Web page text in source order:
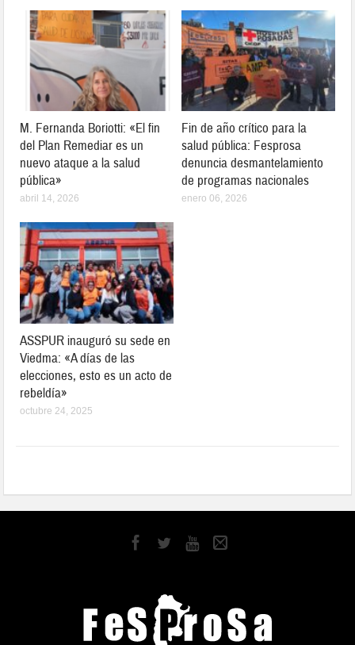
M. Fernanda Boriotti: «El fin
del Plan Remediar es un
nuevo ataque a la salud
pública»
abril 14, 2026
Fin de año crítico para la
salud pública: Fesprosa
denuncia desmantelamiento
de programas nacionales
enero 06, 2026
ASSPUR inauguró su sede en
Viedma: «A días de las
elecciones, esto es un acto de
rebeldía»
octubre 24, 2025